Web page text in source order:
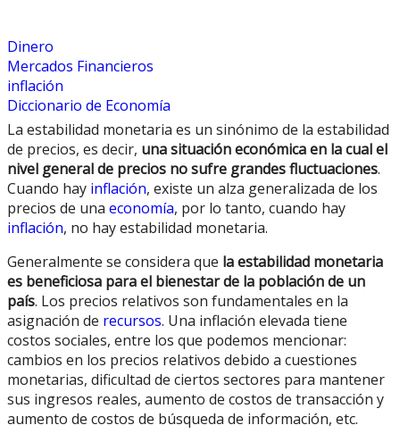
Dinero
Mercados Financieros
inflación
Diccionario de Economía
La estabilidad monetaria es un sinónimo de la estabilidad
de precios, es decir, una situación económica en la cual el
nivel general de precios no sufre grandes fluctuaciones.
Cuando hay inflación, existe un alza generalizada de los
precios de una economía, por lo tanto, cuando hay
inflación, no hay estabilidad monetaria.
Generalmente se considera que la estabilidad monetaria
es beneficiosa para el bienestar de la población de un
país. Los precios relativos son fundamentales en la
asignación de recursos. Una inflación elevada tiene
costos sociales, entre los que podemos mencionar:
cambios en los precios relativos debido a cuestiones
monetarias, dificultad de ciertos sectores para mantener
sus ingresos reales, aumento de costos de transacción y
aumento de costos de búsqueda de información, etc.